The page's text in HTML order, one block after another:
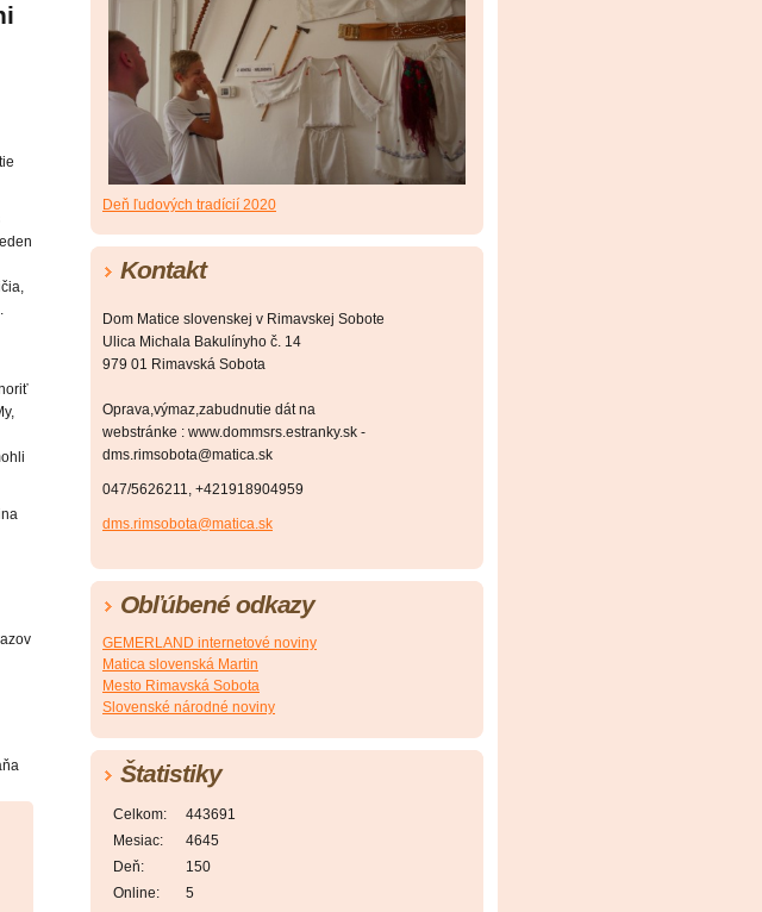
Deň ľudových tradícií 2020
Kontakt
Dom Matice slovenskej v Rimavskej Sobote
Ulica Michala Bakulínyho č. 14
979 01 Rimavská Sobota
Oprava,výmaz,zabudnutie dát na
webstránke : www.dommsrs.estranky.sk -
dms.rimsobota@matica.sk
047/5626211, +421918904959
dms.rimsobota@matica.sk
Obľúbené odkazy
GEMERLAND internetové noviny
Matica slovenská Martin
Mesto Rimavská Sobota
Slovenské národné noviny
Štatistiky
Online: 5
Celkom:
443691
Mesiac:
4645
Deň:
150